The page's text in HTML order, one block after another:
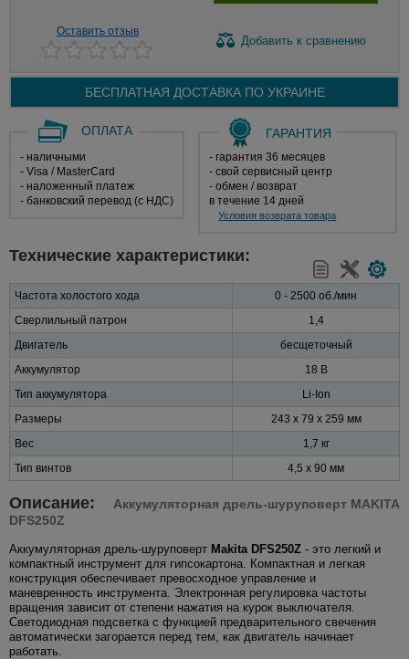
Оставить отзыв
Добавить к сравнению
БЕСПЛАТНАЯ ДОСТАВКА ПО УКРАИНЕ
ОПЛАТА
- наличными
- Visa / MasterCard
- наложенный платеж
- банковский перевод (с НДС)
ГАРАНТИЯ
- гарантия 36 месяцев
- свой сервисный центр
- обмен / возврат
в течение 14 дней
Условия возврата товара
Технические характеристики:
Частота холостого хода
0 - 2500 об./мин
Сверлильный патрон
1,4
Двигатель
бесщеточный
Аккумулятор
18 В
Тип аккумулятора
Li-Ion
Размеры
243 x 79 x 259 мм
Вес
1,7 кг
Тип винтов
4,5 x 90 мм
Описание:
Аккумуляторная дрель-шуруповерт MAKITA
DFS250Z
Аккумуляторная дрель-шуруповерт Makita DFS250Z - это легкий и
компактный инструмент для гипсокартона. Компактная и легкая
конструкция обеспечивает превосходное управление и
маневренность инструмента. Электронная регулировка частоты
вращения зависит от степени нажатия на курок выключателя.
Светодиодная подсветка с функцией предварительного свечения
автоматически загорается перед тем, как двигатель начинает
работать.